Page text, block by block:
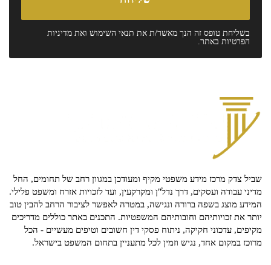
בשליחת טופס זה הנך מאשר/ת את תנאי השימוש ואת מדיניות
הפרטיות באתר.
שביל צדק מרכז מידע משפטי מקיף ומעודכן במגוון רחב של תחומים, החל
מדיני עבודה ועסקים, דרך נדל"ן ומקרקעין, ועד לזכויות אזרח ומשפט פלילי.
המידע מוצג בשפה ברורה ונגישה, במטרה לאפשר לציבור הרחב להבין טוב
יותר את זכויותיהם וחובותיהם המשפטיות. התכנים באתר כוללים מדריכים
מקיפים, עדכוני חקיקה, ניתוח פסקי דין חשובים וטיפים מעשיים - הכל
מרוכז במקום אחד, נגיש וזמין לכל מתעניין בתחום המשפט בישראל.